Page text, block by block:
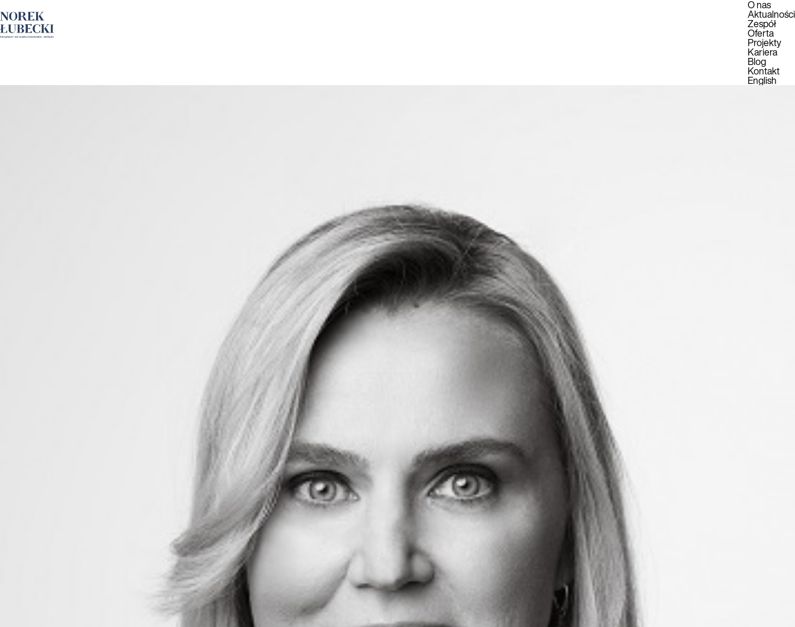
O nas
Aktualności
Zespół
Oferta
Projekty
Kariera
Blog
Kontakt
English